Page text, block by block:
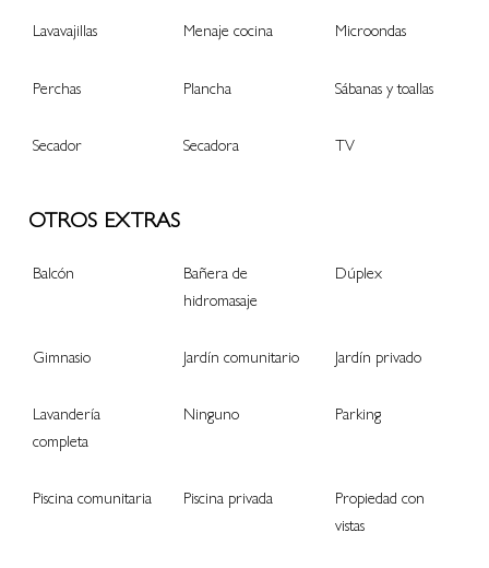
Lavavajillas Menaje cocina Microondas
Perchas Plancha Sábanas y toallas
Secador Secadora TV
OTROS EXTRAS
Balcón
Bañera de
hidromasaje
Dúplex
Gimnasio Jardín comunitario Jardín privado
Lavandería
completa
Ninguno Parking
Piscina comunitaria Piscina privada
Propiedad con
vistas